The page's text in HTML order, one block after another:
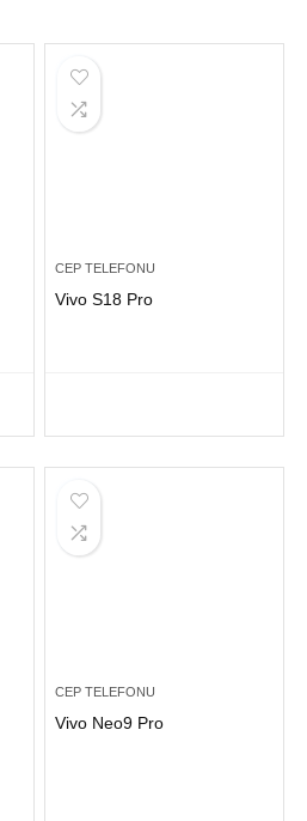
CEP TELEFONU
Vivo S18 Pro
CEP TELEFONU
Vivo Neo9 Pro